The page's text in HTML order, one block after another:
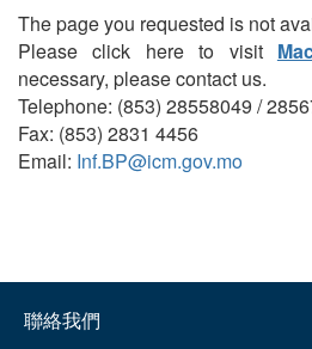
The page you requested is not
Please click here to visit
necessary, please contact us.
Telephone: (853) 28558049 /
Fax: (853) 2831 4456
Email: Inf.BP@icm.gov.mo
聯絡我們